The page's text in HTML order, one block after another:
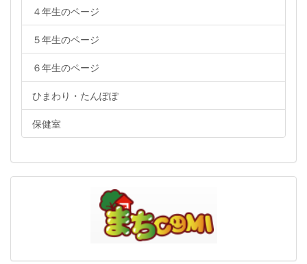
４年生のページ
５年生のページ
６年生のページ
ひまわり・たんぽぽ
保健室